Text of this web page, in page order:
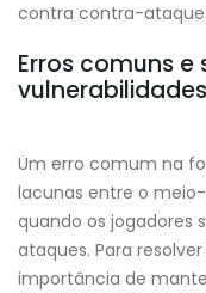
contra contra-
Erros comuns
Um erro comum na
lacunas entre o
quando os jogadores
ataques. Para
importância de